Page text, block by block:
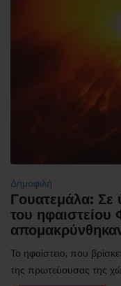
Δημοφιλή
Γουατεμάλα: Σε
του
Το ηφαίστειο, που
της πρωτεύουσας της